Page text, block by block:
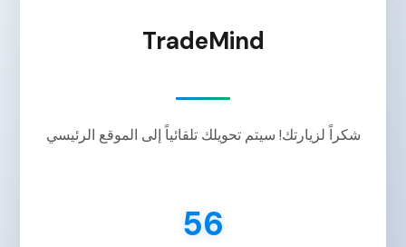
TradeMind
شكراً لزيارتك! سيتم تحويلك تلقائياً إلى الموقع الرئيسي
56